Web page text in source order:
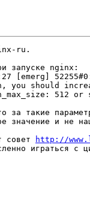
ru.
запуске nginx:
[emerg]
you should
512
за такие
значение и не
совет
http://
играться с